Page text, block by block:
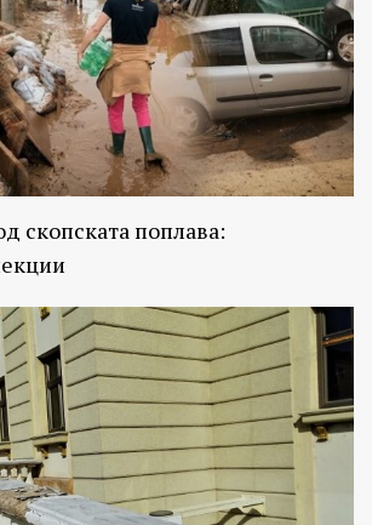
скопската поплава: